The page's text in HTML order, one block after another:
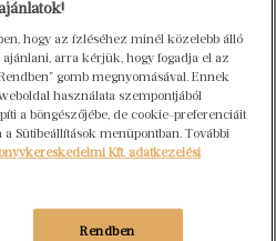
hogy az ízléséhez minél közelebb álló
arra kérjük, hogy fogadja el az
gomb megnyomásával. Ennek
használata szempontjából
a böngészőjébe, de cookie-preferenciáit
Sütibeállítások menüpontban. További
Kft. adatkezelési
Rendben